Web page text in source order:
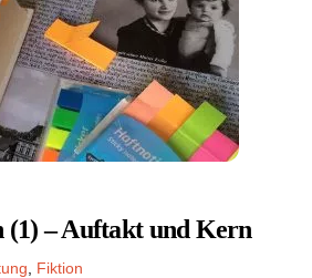
(1) – Auftakt und Kern
Fiktion